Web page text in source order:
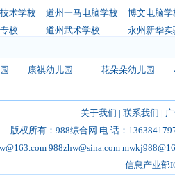
术学校 道州一马电脑学校
博文电脑学
校 道州武术学校
永州新华实
康祺幼儿园 花朵朵幼儿园
关于我们 | 联系我们 |
版权所有：988综合网 电 话：
988zhw@sina.com
信息产业部